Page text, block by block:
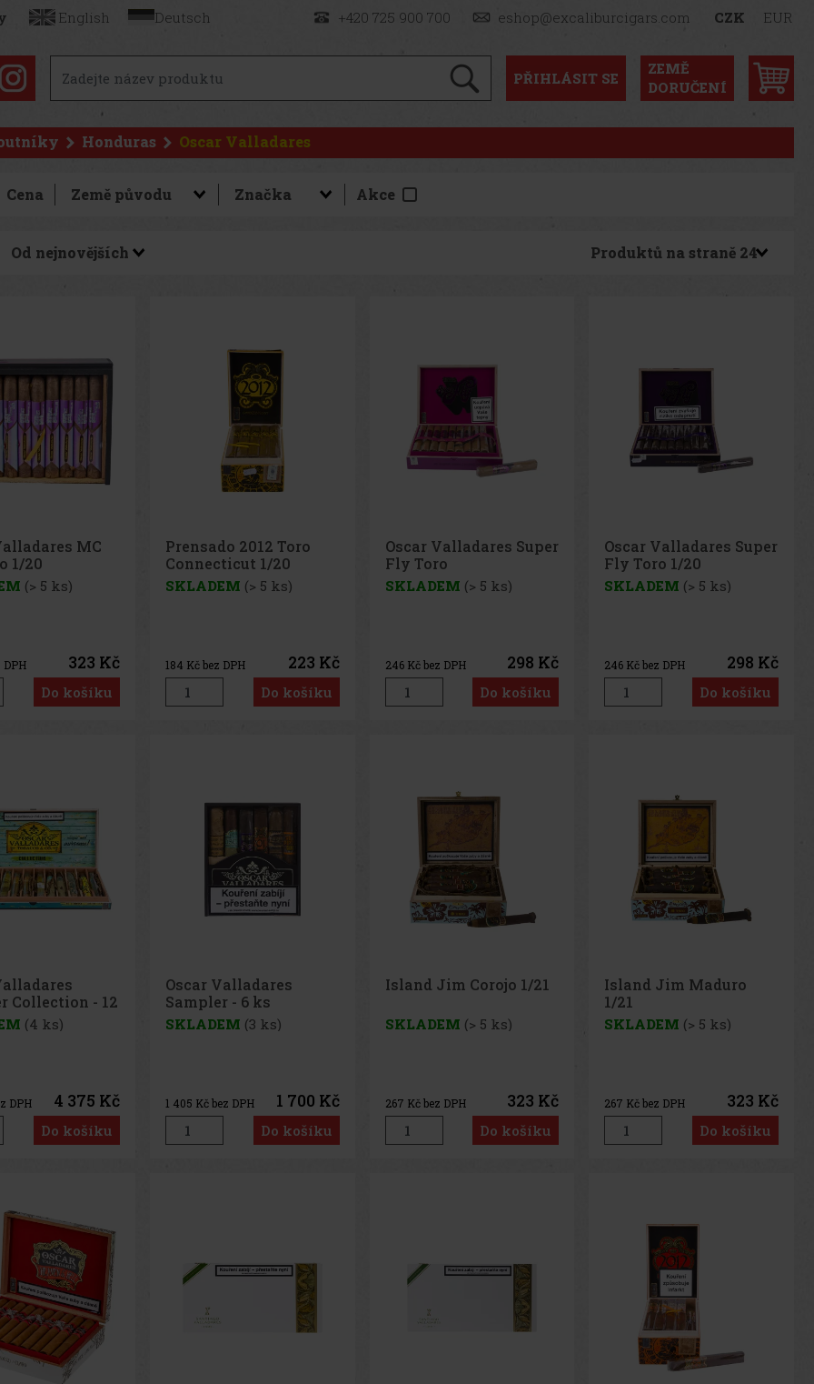
English Deutsch +420 725 900 700 eshop@excaliburcigars.com CZK EUR
PŘIHLÁSIT SE
ZEMĚ
DORUČENÍ
Honduras Oscar Valladares
Cena Akce
Produktů na straně
MC
1/20
(> 5 ks)
DPH 323 Kč
Do košíku
Prensado 2012 Toro
Connecticut 1/20
SKLADEM (> 5 ks)
184 Kč bez DPH 223 Kč
Do košíku
Oscar Valladares Super
Fly Toro
Connecticut1/20
SKLADEM (> 5 ks)
246 Kč bez DPH 298 Kč
Do košíku
Oscar Valladares Super
Fly Toro 1/20
SKLADEM (> 5 ks)
246 Kč bez DPH 298 Kč
Do košíku
Collection - 12
(4 ks)
DPH 4 375 Kč
Do košíku
Oscar Valladares
Sampler - 6 ks
SKLADEM (3 ks)
1 405 Kč bez DPH 1 700 Kč
Do košíku
Island Jim Corojo 1/21
SKLADEM (> 5 ks)
267 Kč bez DPH 323 Kč
Do košíku
Island Jim Maduro
1/21
SKLADEM (> 5 ks)
267 Kč bez DPH 323 Kč
Do košíku